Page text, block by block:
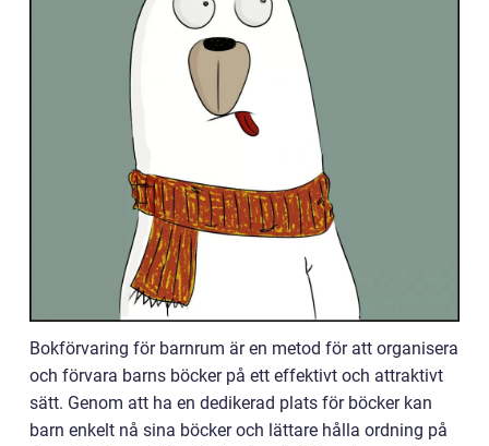
Bokförvaring för barnrum är en metod för att organisera
och förvara barns böcker på ett effektivt och attraktivt
sätt. Genom att ha en dedikerad plats för böcker kan
barn enkelt nå sina böcker och lättare hålla ordning på